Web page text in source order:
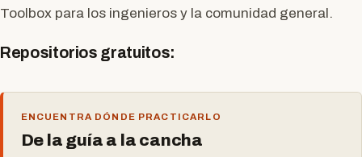
Toolbox para los ingenieros y la comunidad general.
Repositorios gratuitos:
ENCUENTRA DÓNDE PRACTICARLO
De la guía a la cancha